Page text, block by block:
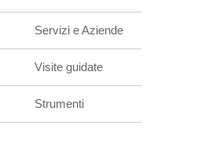
Servizi e Aziende
Visite guidate
Strumenti